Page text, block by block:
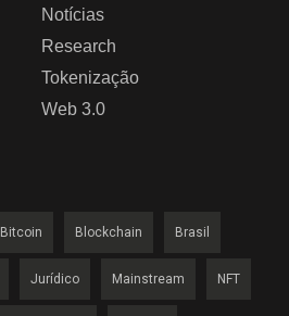
Notícias
Research
Tokenização
Web 3.0
Bitcoin Blockchain Brasil
Jurídico Mainstream NFT